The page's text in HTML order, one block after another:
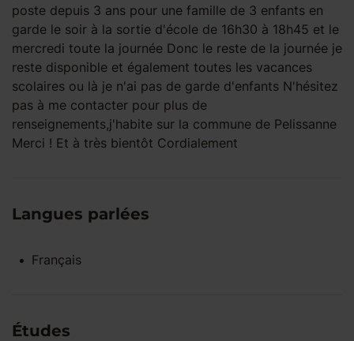
poste depuis 3 ans pour une famille de 3 enfants en
garde le soir à la sortie d'école de 16h30 à 18h45 et le
mercredi toute la journée Donc le reste de la journée je
reste disponible et également toutes les vacances
scolaires ou là je n'ai pas de garde d'enfants N'hésitez
pas à me contacter pour plus de
renseignements,j'habite sur la commune de Pelissanne
Merci ! Et à très bientôt Cordialement
Langues parlées
Français
Études